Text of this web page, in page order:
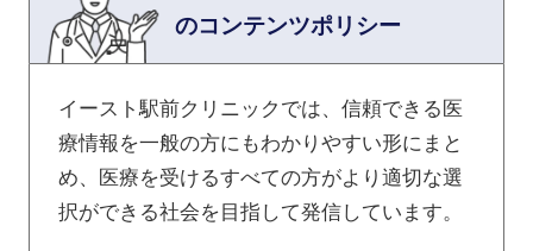
のコンテンツポリシー
イースト駅前クリニックでは、信頼できる医
療情報を一般の方にもわかりやすい形にまと
め、医療を受けるすべての方がより適切な選
択ができる社会を目指して発信しています。